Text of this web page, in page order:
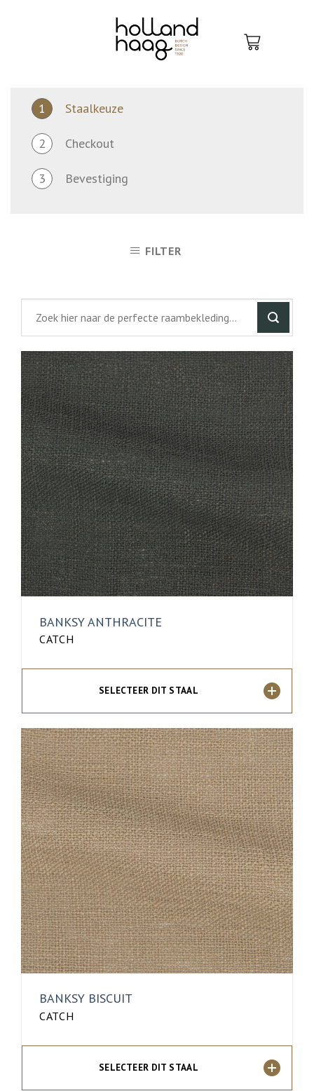
1 Staalkeuze
2 Checkout
3 Bevestiging
FILTER
BANKSY ANTHRACITE
CATCH
SELECTEER DIT STAAL
BANKSY BISCUIT
CATCH
SELECTEER DIT STAAL